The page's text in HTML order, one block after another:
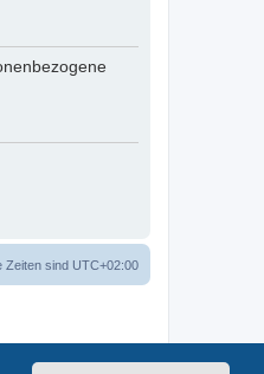
Zeiten sind UTC+02:00